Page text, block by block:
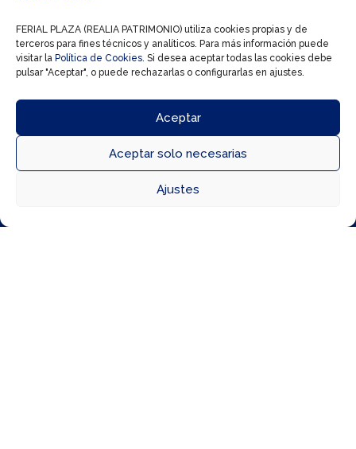
FERIAL PLAZA (REALIA PATRIMONIO) utiliza cookies propias y de
terceros para fines técnicos y analíticos. Para más información puede
visitar la Política de Cookies. Si desea aceptar todas las cookies debe
pulsar "Aceptar", o puede rechazarlas o configurarlas en ajustes.
Aceptar
Aceptar solo necesarias
Ajustes